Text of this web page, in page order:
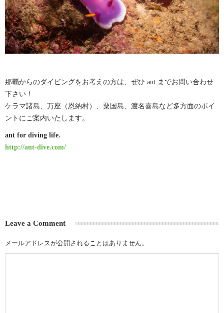
那覇からのダイビングをお考えの方は、ぜひ ant までお問い合わせ
下さい！
ケラマ諸島、万座（恩納村）、粟国島、渡名喜島など多方面のポイ
ントにご案内いたします。
ant for diving life.
http://ant-dive.com/
Leave a Comment
メールアドレスが公開されることはありません。